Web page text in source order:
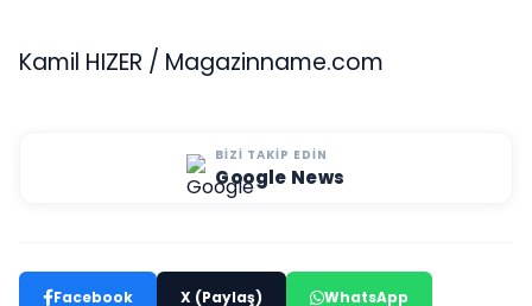
Kamil HIZER / Magazinname.com
BIZI TAKIP EDIN
Google News
Facebook X (Paylaş) WhatsApp